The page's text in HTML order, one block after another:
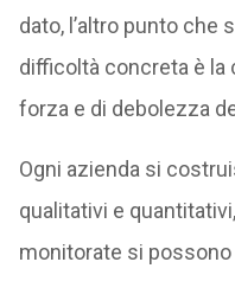
dato, l’altro punto che
difficoltà concreta è la
forza e di debolezza
Ogni azienda si
qualitativi e
monitorate si